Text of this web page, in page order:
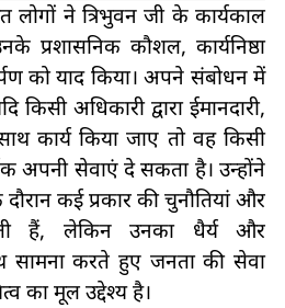
लोगों ने त्रिभुवन जी के कार्यकाल
प्रशासनिक कौशल, कार्यनिष्ठा
को याद किया। अपने संबोधन में
किसी अधिकारी द्वारा ईमानदारी,
कार्य किया जाए तो वह किसी
अपनी सेवाएं दे सकता है। उन्होंने
कई प्रकार की चुनौतियां और
हैं, लेकिन उनका धैर्य और
सामना करते हुए जनता की सेवा
का मूल उद्देश्य है।